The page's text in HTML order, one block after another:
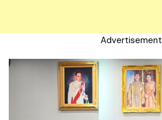
Advertisement